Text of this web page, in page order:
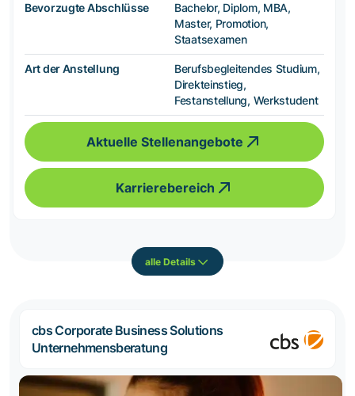
Bevorzugte Abschlüsse
Bachelor, Diplom, MBA,
Master, Promotion,
Staatsexamen
Art der Anstellung
Berufsbegleitendes Studium,
Direkteinstieg,
Festanstellung, Werkstudent
Aktuelle Stellenangebote
Karrierebereich
alle Details
cbs Corporate Business Solutions
Unternehmensberatung